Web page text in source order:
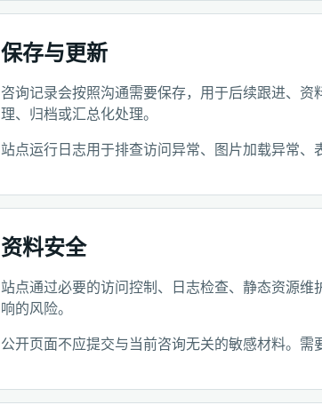
保存与更新
咨询记录会按照沟通需要保存，用于后续跟进、
理、归档或汇总化处理。
站点运行日志用于排查访问异常、图片加载异常、
资料安全
站点通过必要的访问控制、日志检查、静态资源
响的风险。
公开页面不应提交与当前咨询无关的敏感材料。需